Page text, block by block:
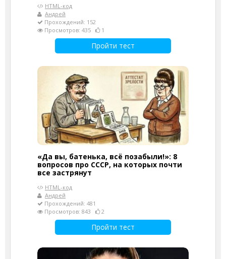
HTML-код
Андрей
Прохождений: 152
Просмотров: 435
1
Пройти тест
«Да вы, батенька, всё позабыли!»: 8
вопросов про СССР, на которых почти
все застрянут
HTML-код
Андрей
Прохождений: 481
Просмотров: 843
2
Пройти тест